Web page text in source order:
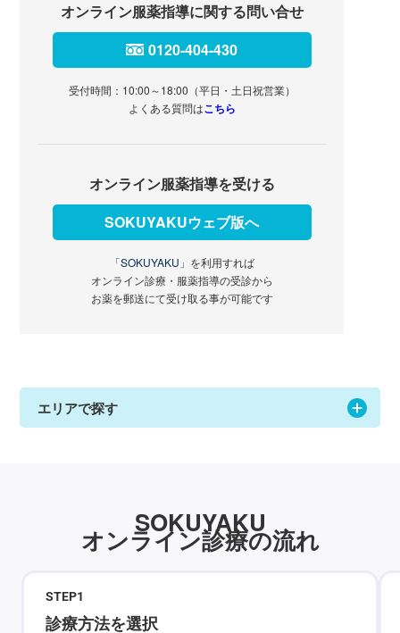
オンライン服薬指導に関する問い合せ
0120-404-430
受付時間：10:00～18:00（平日・土日祝営業）
よくある質問はこちら
オンライン服薬指導を受ける
SOKUYAKUウェブ版へ
「SOKUYAKU」 を利用すれば
オンライン診療・服薬指導の受診から
お薬を郵送にて受け取る事が可能です
エリアで探す
SOKUYAKU
オンライン診療の流れ
STEP1
診療方法を選択